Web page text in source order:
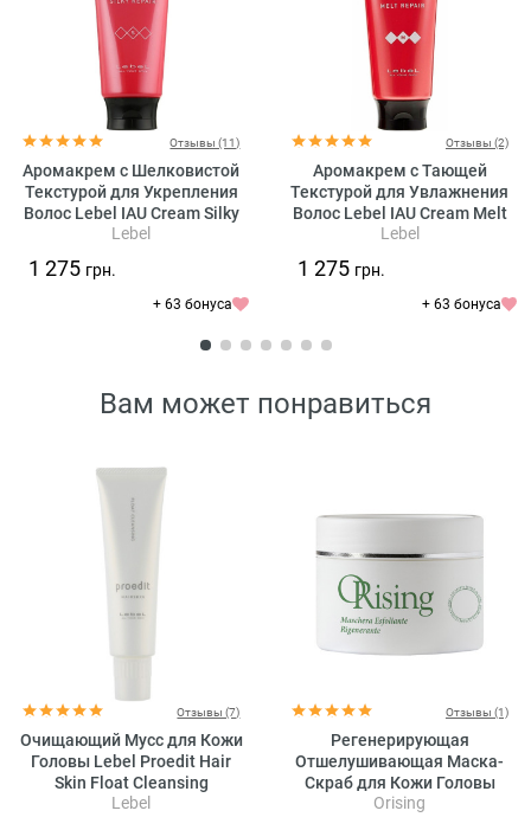
Отзывы (11)
Аромакрем с Шелковистой
Текстурой для Укрепления
Волос Lebel IAU Cream Silky
Repair
Lebel
1 275 грн.
+ 63 бонуса
Отзывы (2)
Аромакрем с Тающей
Текстурой для Увлажнения
Волос Lebel IAU Cream Melt
Repair
Lebel
1 275 грн.
+ 63 бонуса
Вам может понравиться
Отзывы (7)
Очищающий Мусс для Кожи
Головы Lebel Proedit Hair
Skin Float Cleansing
Lebel
Отзывы (1)
Регенерирующая
Отшелушивающая Маска-
Скраб для Кожи Головы
Orising Regenerating
Orising